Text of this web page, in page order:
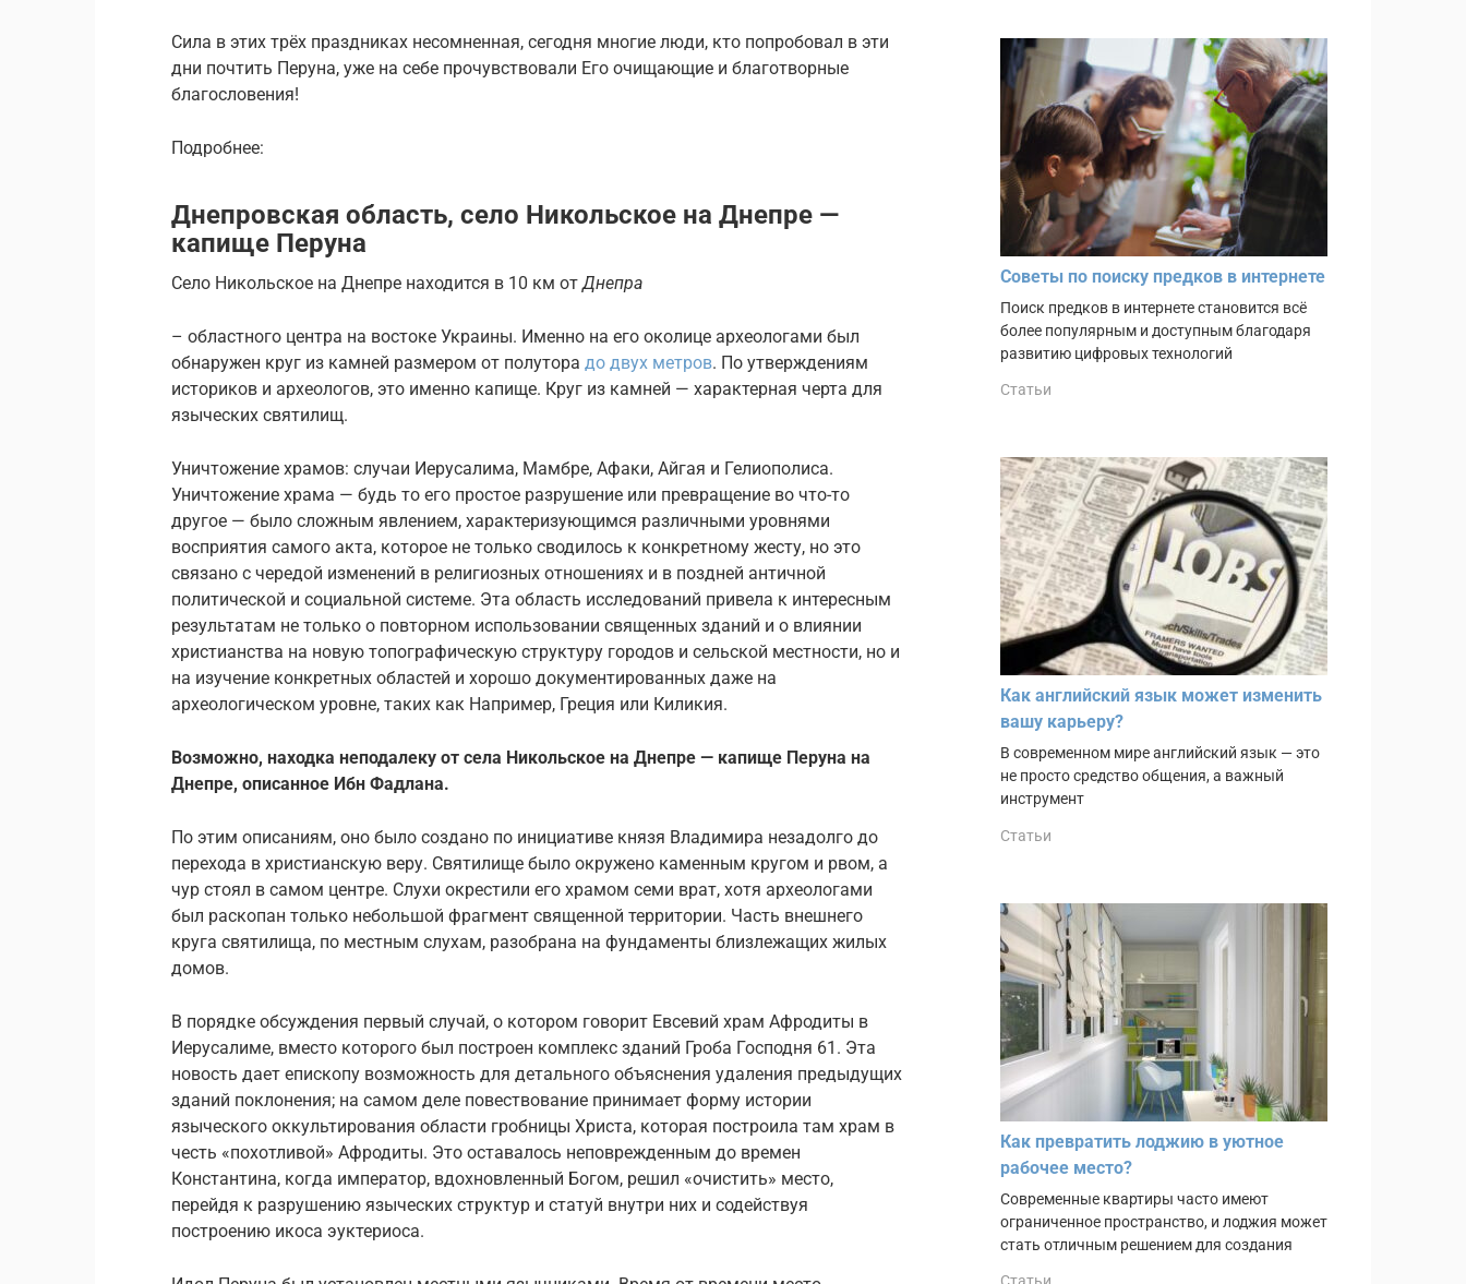
Сила в этих трёх праздниках несомненная, сегодня многие люди, кто попробовал в эти
дни почтить Перуна, уже на себе прочувствовали Его очищающие и благотворные
благословения!
Подробнее:
Днепровская область, село Никольское на Днепре —
капище Перуна
Село Никольское на Днепре находится в 10 км от Днепра
– областного центра на востоке Украины. Именно на его околице археологами был
обнаружен круг из камней размером от полутора до двух метров. По утверждениям
историков и археологов, это именно капище. Круг из камней — характерная черта для
языческих святилищ.
Уничтожение храмов: случаи Иерусалима, Мамбре, Афаки, Айгая и Гелиополиса.
Уничтожение храма — будь то его простое разрушение или превращение во что-то
другое — было сложным явлением, характеризующимся различными уровнями
восприятия самого акта, которое не только сводилось к конкретному жесту, но это
связано с чередой изменений в религиозных отношениях и в поздней античной
политической и социальной системе. Эта область исследований привела к интересным
результатам не только о повторном использовании священных зданий и о влиянии
христианства на новую топографическую структуру городов и сельской местности, но и
на изучение конкретных областей и хорошо документированных даже на
археологическом уровне, таких как Например, Греция или Киликия.
Возможно, находка неподалеку от села Никольское на Днепре — капище Перуна на
Днепре, описанное Ибн Фадлана.
По этим описаниям, оно было создано по инициативе князя Владимира незадолго до
перехода в христианскую веру. Святилище было окружено каменным кругом и рвом, а
чур стоял в самом центре. Слухи окрестили его храмом семи врат, хотя археологами
был раскопан только небольшой фрагмент священной территории. Часть внешнего
круга святилища, по местным слухам, разобрана на фундаменты близлежащих жилых
домов.
В порядке обсуждения первый случай, о котором говорит Евсевий храм Афродиты в
Иерусалиме, вместо которого был построен комплекс зданий Гроба Господня 61. Эта
новость дает епископу возможность для детального объяснения удаления предыдущих
зданий поклонения; на самом деле повествование принимает форму истории
языческого оккультирования области гробницы Христа, которая построила там храм в
честь «похотливой» Афродиты. Это оставалось неповрежденным до времен
Константина, когда император, вдохновленный Богом, решил «очистить» место,
перейдя к разрушению языческих структур и статуй внутри них и содействуя
построению икоса эуктериоса.
Советы по поиску предков в интернете
Поиск предков в интернете становится всё
более популярным и доступным благодаря
развитию цифровых технологий
Статьи
Как английский язык может изменить
вашу карьеру?
В современном мире английский язык — это
не просто средство общения, а важный
инструмент
Статьи
Как превратить лоджию в уютное
рабочее место?
Современные квартиры часто имеют
ограниченное пространство, и лоджия может
стать отличным решением для создания